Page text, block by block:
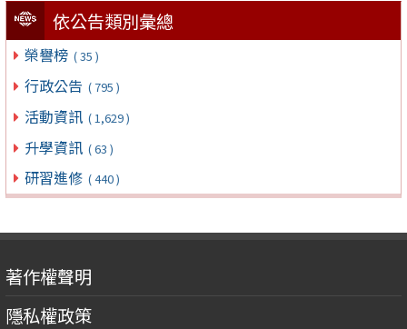
依公告類別彙總
榮譽榜 ( 35 )
行政公告 ( 795 )
活動資訊 ( 1,629 )
升學資訊 ( 63 )
研習進修 ( 440 )
著作權聲明
隱私權政策